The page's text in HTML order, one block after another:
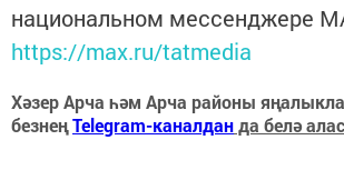
национальном мессенджере
https://max.ru/tatmedia
Хәзер Арча һәм Арча районы
безнеңTelegram-каналданда белә